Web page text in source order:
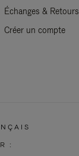
Échanges & Retours
Créer un compte
: